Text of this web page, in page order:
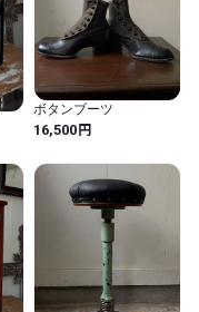
ボタンブーツ
16,500円